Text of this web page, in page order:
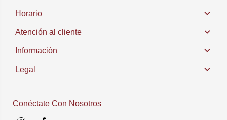
Horario
Atención al cliente
Información
Legal
Conéctate Con Nosotros